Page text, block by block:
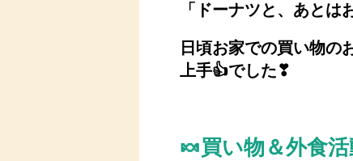
「ドーナツと、あとは
日頃お家での買い物の
上手👍でした❣
🍬買い物＆外食活